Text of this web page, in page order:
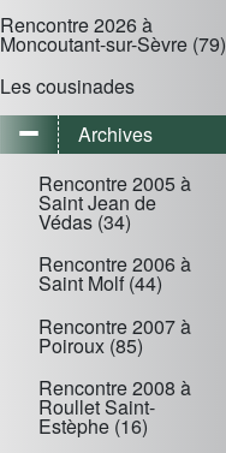
Rencontre 2026 à
Moncoutant-sur-Sèvre (79)
Les cousinades
Archives
Rencontre 2005 à
Saint Jean de
Védas (34)
Rencontre 2006 à
Saint Molf (44)
Rencontre 2007 à
Poiroux (85)
Rencontre 2008 à
Roullet Saint-
Estèphe (16)